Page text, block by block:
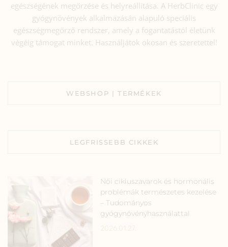
egészségének megőrzése és helyreállítása. A HerbClinic egy
gyógynövények alkalmazásán alapuló speciális
egészségmegőrző rendszer, amely a fogantatástól életünk
végéig támogat minket. Használjátok okosan és szeretettel!
WEBSHOP | TERMÉKEK
LEGFRISSEBB CIKKEK
Női cikluszavarok és hormonális
problémák természetes kezelése
– Tudományos
gyógynövényhasználattal